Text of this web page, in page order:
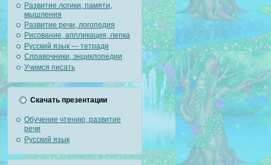
Развитие логики, памяти,
мышления
Развитие речи, логопедия
Рисование, аппликация, лепка
Русский язык — тетради
Справочники, энциклопедии
Учимся писать
Скачать презентации
Обучение чтению, развитие
речи
Русский язык